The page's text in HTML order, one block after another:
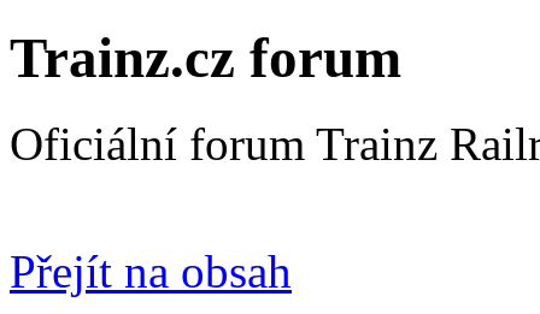
Trainz.cz forum
Oficiální forum Trainz
Přejít na obsah